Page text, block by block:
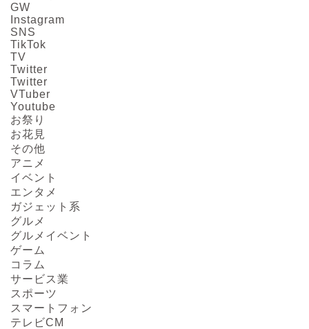
GW
Instagram
SNS
TikTok
TV
Twitter
Twitter
VTuber
Youtube
お祭り
お花見
その他
アニメ
イベント
エンタメ
ガジェット系
グルメ
グルメイベント
ゲーム
コラム
サービス業
スポーツ
スマートフォン
テレビCM